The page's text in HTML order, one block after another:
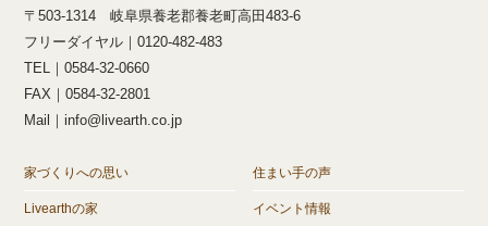
〒503-1314 岐阜県養老郡養老町高田483-6
フリーダイヤル｜0120-482-483
TEL｜0584-32-0660
FAX｜0584-32-2801
Mail｜info@livearth.co.jp
家づくりへの思い
Livearthの家
住まい手の声
イベント情報